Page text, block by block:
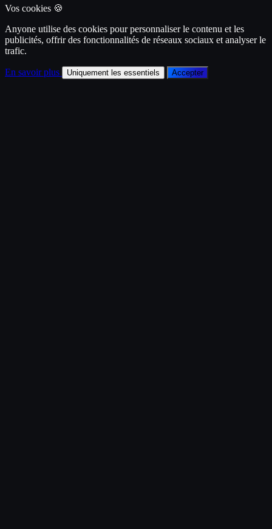
Vos cookies 🍪
Anyone utilise des cookies pour personnaliser le contenu et les
publicités, offrir des fonctionnalités de réseaux sociaux et analyser le
trafic.
En savoir plus Uniquement les essentiels Accepter